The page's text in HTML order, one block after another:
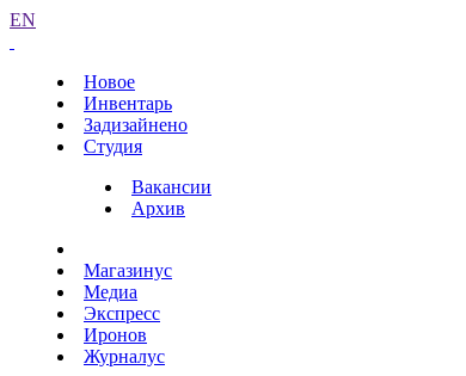
EN
Новое
Инвентарь
Задизайнено
Студия
Вакансии
Архив
Магазинус
Медиа
Экспресс
Иронов
Журналус